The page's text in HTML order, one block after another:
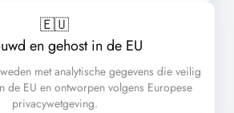
🇪🇺️
en gehost in de EU
met analytische gegevens die veilig
de EU en ontworpen volgens Europese
privacywetgeving.